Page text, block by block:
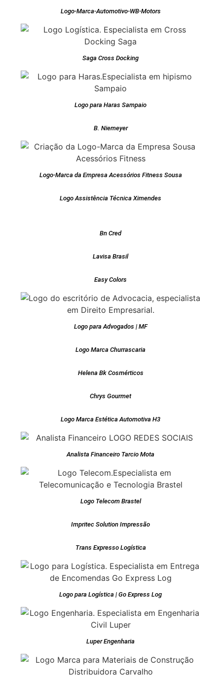
Logo-Marca-Automotivo-WB-Motors
Saga Cross Docking
Logo para Haras Sampaio
B. Niemeyer
Logo-Marca da Empresa Acessórios Fitness Sousa
Logo Assistência Técnica Ximendes
Bn Cred
Lavisa Brasil
Easy Colors
Logo para Advogados | MF
Logo Marca Churrascaria
Helena Bk Cosmérticos
Chrys Gourmet
Logo Marca Estética Automotiva H3
Analista Financeiro Tarcio Mota
Logo Telecom Brastel
Impritec Solution Impressão
Trans Expresso Logística
Logo para Logística | Go Express Log
Luper Engenharia